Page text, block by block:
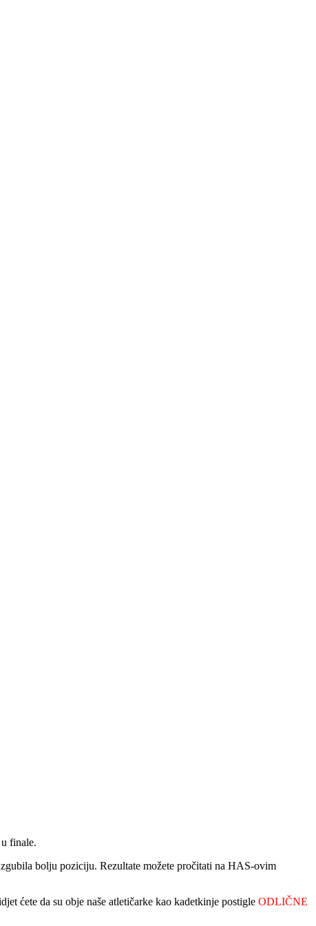
finale.
bolju poziciju. Rezultate možete pročitati na HAS-ovim
ćete da su obje naše atletičarke kao kadetkinje postigle ODLIČNE